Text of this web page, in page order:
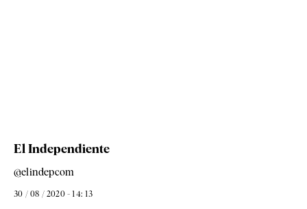
El Independiente
@elindepcom
30 / 08 / 2020 - 14: 13